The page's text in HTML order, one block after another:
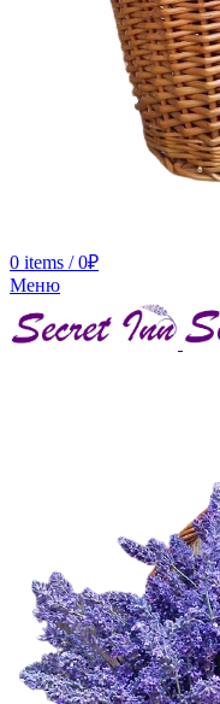
0 items / 0₽
Меню